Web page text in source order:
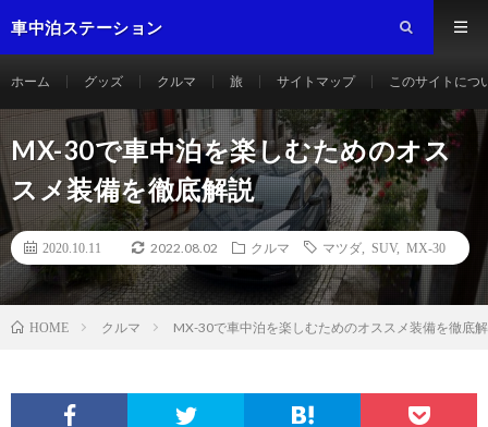
車中泊ステーション
ホーム グッズ クルマ 旅 サイトマップ このサイトにつ
MX-30で車中泊を楽しむためのオス
スメ装備を徹底解説
2020.10.11 2022.08.02 クルマ マツダ SUV, MX-30
HOME クルマ MX-30で車中泊を楽しむためのオススメ装備を徹底